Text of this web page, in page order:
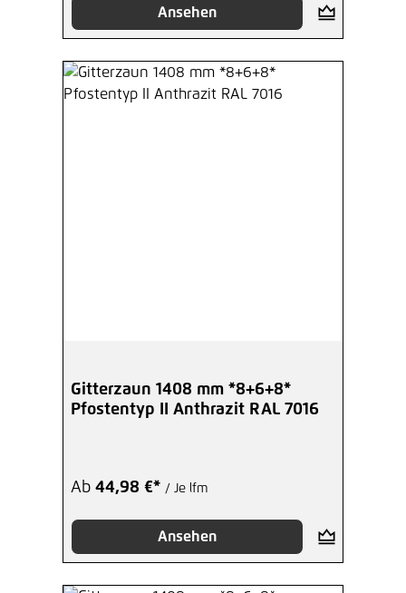
Ansehen
Gitterzaun 1408 mm *8+6+8*
Pfostentyp II Anthrazit RAL 7016
Ab 44,98 €* / Je lfm
Ansehen